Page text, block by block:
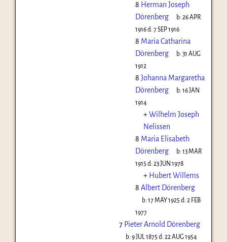
8 Herman Joseph
Dörenberg
b:26 APR
1916d: 7 SEP 1916
8 Maria Catharina
Dörenberg
b:31 AUG
1912
8 Johanna Margaretha
Dörenberg
b:16 JAN
1914
+Wilhelm Joseph
Nelissen
8 Maria Elisabeth
Dörenberg
b:13 MAR
1915 d: 23 JUN 1978
+ Hubert Willems
8 Albert Dörenberg
b:17 MAY 1925 d:2 FEB
1977
7 Pieter Arnold Dörenberg
b:9 JUL 1875 d:22 AUG 1954